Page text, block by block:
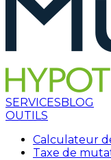
SERVICESBLOG
OUTILS
Calculateur
Taxe de